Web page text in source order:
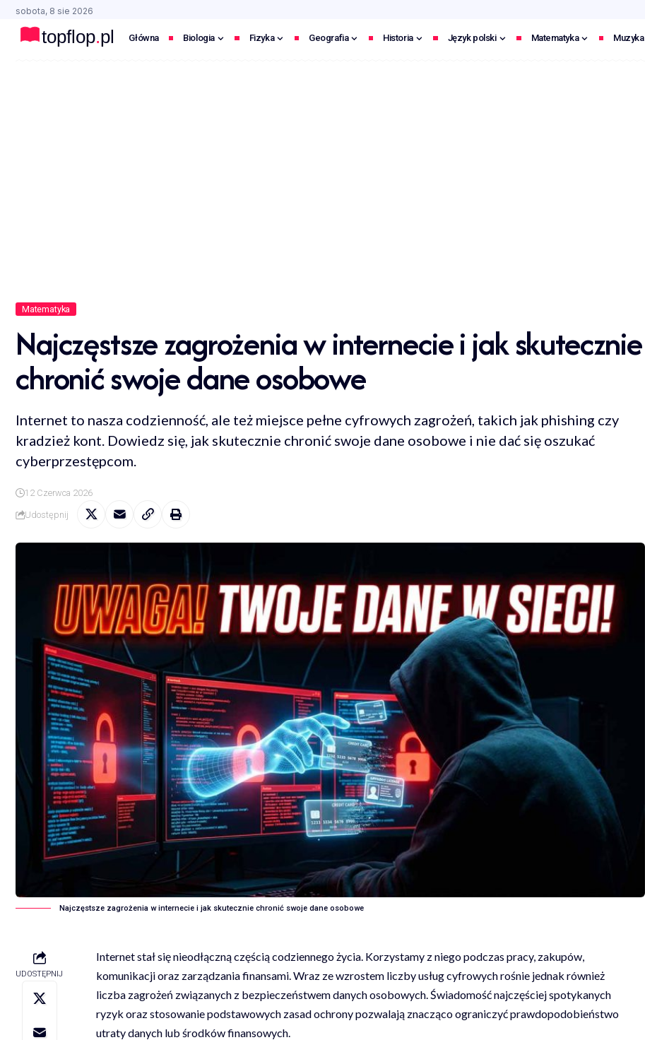
sobota, 8 sie 2026
Główna Biologia Fizyka Geografia Historia Język polski Matematyka Muzyka
Matematyka
Najczęstsze zagrożenia w internecie i jak skutecznie
chronić swoje dane osobowe
Internet to nasza codzienność, ale też miejsce pełne cyfrowych zagrożeń, takich jak phishing czy
kradzież kont. Dowiedz się, jak skutecznie chronić swoje dane osobowe i nie dać się oszukać
cyberprzestępcom.
12 Czerwca 2026
Udostępnij
Najczęstsze zagrożenia w internecie i jak skutecznie chronić swoje dane osobowe
UDOSTĘPNIJ
Internet stał się nieodłączną częścią codziennego życia. Korzystamy z niego podczas pracy, zakupów,
komunikacji oraz zarządzania finansami. Wraz ze wzrostem liczby usług cyfrowych rośnie jednak również
liczba zagrożeń związanych z bezpieczeństwem danych osobowych. Świadomość najczęściej spotykanych
ryzyk oraz stosowanie podstawowych zasad ochrony pozwalają znacząco ograniczyć prawdopodobieństwo
utraty danych lub środków finansowych.